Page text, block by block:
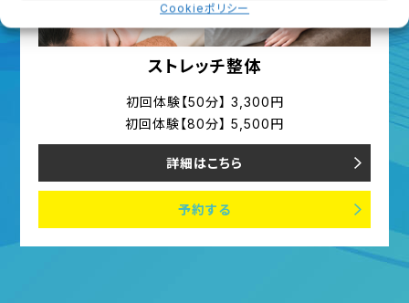
Cookieポリシー
ストレッチ整体
初回体験【50分】 3,300円
初回体験【80分】 5,500円
詳細はこちら
予約する